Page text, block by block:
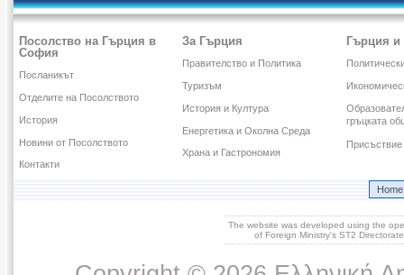
Посолство на Гърция в
София
Посланикът
Отделите на Посолството
История
Новини от Посолството
Контакти
За Гърция
Правителство и Политика
Туризъм
История и Култура
Енергетика и Околна Среда
Храна и Гастрономия
Гърция и
гръцката
Home
The website was developed using the
of Foreign Ministry's ST2